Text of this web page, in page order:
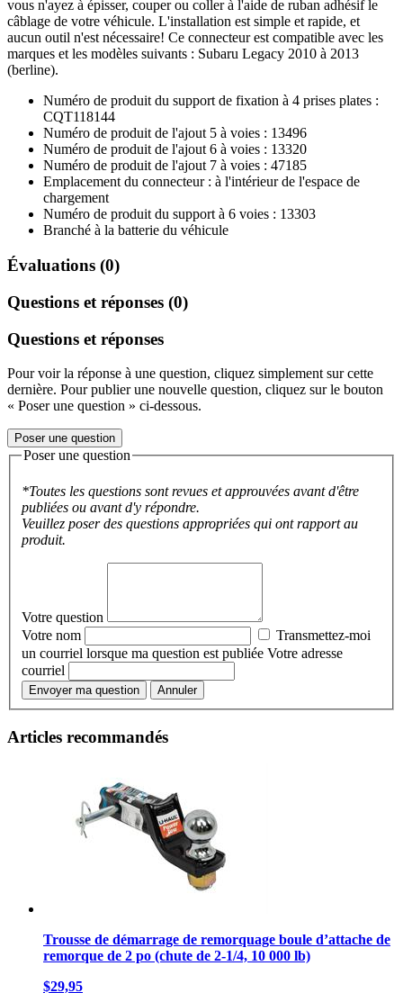
vous n'ayez à épisser, couper ou coller à l'aide de ruban adhésif le
câblage de votre véhicule. L'installation est simple et rapide, et
aucun outil n'est nécessaire! Ce connecteur est compatible avec les
marques et les modèles suivants : Subaru Legacy 2010 à 2013
(berline).
Numéro de produit du support de fixation à 4 prises plates :
CQT118144
Numéro de produit de l'ajout 5 à voies : 13496
Numéro de produit de l'ajout 6 à voies : 13320
Numéro de produit de l'ajout 7 à voies : 47185
Emplacement du connecteur : à l'intérieur de l'espace de
chargement
Numéro de produit du support à 6 voies : 13303
Branché à la batterie du véhicule
Évaluations (0)
Questions et réponses (0)
Questions et réponses
Pour voir la réponse à une question, cliquez simplement sur cette
dernière. Pour publier une nouvelle question, cliquez sur le bouton
« Poser une question » ci-dessous.
Poser une question
Poser une question
*Toutes les questions sont revues et approuvées avant d'être
publiées ou avant d'y répondre.
Veuillez poser des questions appropriées qui ont rapport au
produit.
Votre question
Votre nom
Transmettez-moi
un courriel lorsque ma question est publiée Votre adresse
courriel
Envoyer ma question Annuler
Articles recommandés
Trousse de démarrage de remorquage boule d’attache de
remorque de 2 po (chute de 2-1/4, 10 000 lb)
$29,95